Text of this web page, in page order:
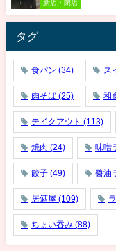
新店・閉店
タグ
食パン (34) ス
肉そば (25) 和
テイクアウト (113)
焼肉 (24) 味噌
餃子 (49) 醬油
居酒屋 (109)
ちょい吞み (88)